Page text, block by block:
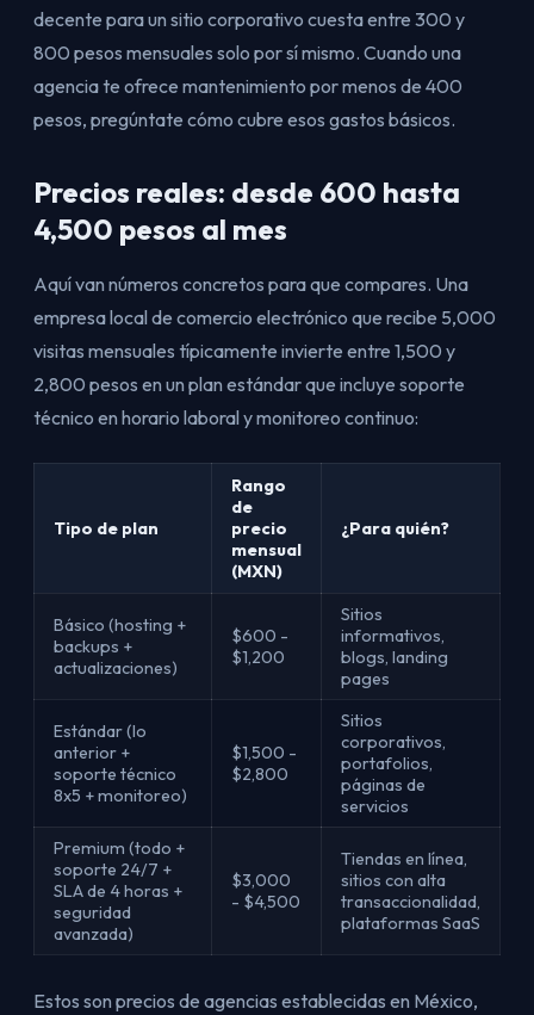
decente para un sitio corporativo cuesta entre 300 y
800 pesos mensuales solo por sí mismo. Cuando una
agencia te ofrece mantenimiento por menos de 400
pesos, pregúntate cómo cubre esos gastos básicos.
Precios reales: desde 600 hasta
4,500 pesos al mes
Aquí van números concretos para que compares. Una
empresa local de comercio electrónico que recibe 5,000
visitas mensuales típicamente invierte entre 1,500 y
2,800 pesos en un plan estándar que incluye soporte
técnico en horario laboral y monitoreo continuo:
Tipo de plan
Rango
de
precio
mensual
(MXN)
¿Para quién?
Básico (hosting +
backups +
actualizaciones)
$600 -
$1,200
Sitios
informativos,
blogs, landing
pages
Estándar (lo
anterior +
soporte técnico
8x5 + monitoreo)
$1,500 -
$2,800
Sitios
corporativos,
portafolios,
páginas de
servicios
Premium (todo +
soporte 24/7 +
SLA de 4 horas +
seguridad
avanzada)
$3,000
- $4,500
Tiendas en línea,
sitios con alta
transaccionalidad,
plataformas SaaS
Estos son precios de agencias establecidas en México,